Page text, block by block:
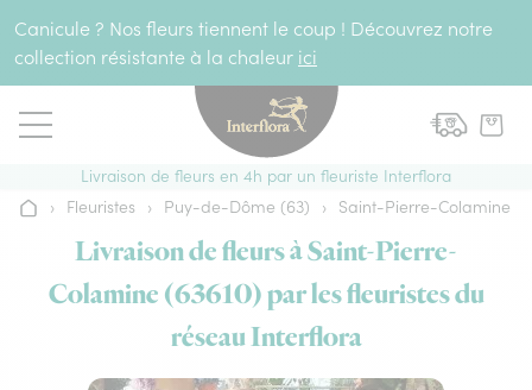
Canicule ? Nos fleurs tiennent le coup ! Découvrez notre
collection résistante à la chaleur ici
Livraison de fleurs en 4h par un fleuriste Interflora
Accueil
› Fleuristes › Puy-de-Dôme (63) › Saint-Pierre-Colamine
Livraison de fleurs à Saint-Pierre-
Colamine (63610) par les fleuristes du
réseau Interflora